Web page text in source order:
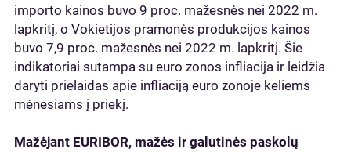
importo kainos buvo 9 proc. mažesnės nei 2022 m.
lapkritį, o Vokietijos pramonės produkcijos kainos
buvo 7,9 proc. mažesnės nei 2022 m. lapkritį. Šie
indikatoriai sutampa su euro zonos infliacija ir leidžia
daryti prielaidas apie infliaciją euro zonoje keliems
mėnesiams į priekį.
Mažėjant EURIBOR, mažės ir galutinės paskolų